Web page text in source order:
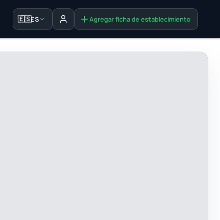
🇪🇸ES Iniciar sesiónAgregar ficha de establecimiento